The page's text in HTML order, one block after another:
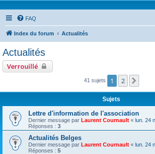
FAQ
Index du forum Actualités
Actualités
Verrouillé
41 sujets 1 2
Sujets
Lettre d'information de l'association
Dernier message par Laurent Cournault « lun. 24
Réponses : 3
Actualités Belges
Dernier message par Laurent Cournault « lun. 24
Réponses : 5